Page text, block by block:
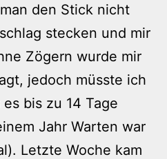
den Stick nicht
stecken und mir
Zögern wurde mir
jedoch müsste ich
bis zu 14 Tage
Jahr Warten war
Letzte Woche kam